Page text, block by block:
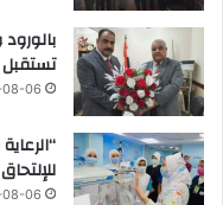
تستقبل
06
06